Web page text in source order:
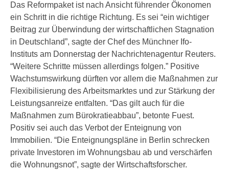
Das Reformpaket ist nach Ansicht führender Ökonomen
ein Schritt in die richtige Richtung. Es sei “ein wichtiger
Beitrag zur Überwindung der wirtschaftlichen Stagnation
in Deutschland”, sagte der Chef des Münchner Ifo-
Instituts am Donnerstag der Nachrichtenagentur Reuters.
“Weitere Schritte müssen allerdings folgen.” Positive
Wachstumswirkung dürften vor allem die Maßnahmen zur
Flexibilisierung des Arbeitsmarktes und zur Stärkung der
Leistungsanreize entfalten. “Das gilt auch für die
Maßnahmen zum Bürokratieabbau”, betonte Fuest.
Positiv sei auch das Verbot der Enteignung von
Immobilien. “Die Enteignungspläne in Berlin schrecken
private Investoren im Wohnungsbau ab und verschärfen
die Wohnungsnot”, sagte der Wirtschaftsforscher.